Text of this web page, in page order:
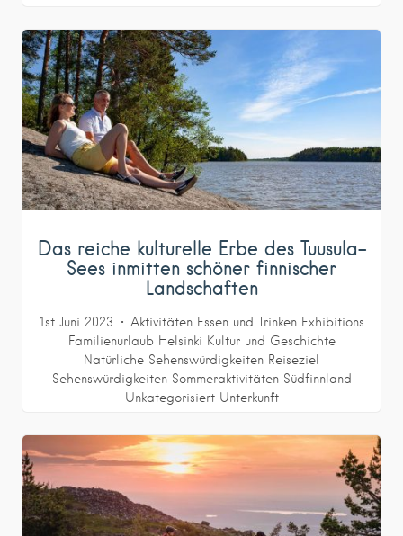
Das reiche kulturelle Erbe des Tuusula-
Sees inmitten schöner finnischer
Landschaften
1st Juni 2023 Aktivitäten Essen und Trinken Exhibitions
Familienurlaub Helsinki Kultur und Geschichte
Natürliche Sehenswürdigkeiten Reiseziel
Sehenswürdigkeiten Sommeraktivitäten Südfinnland
Unkategorisiert Unterkunft